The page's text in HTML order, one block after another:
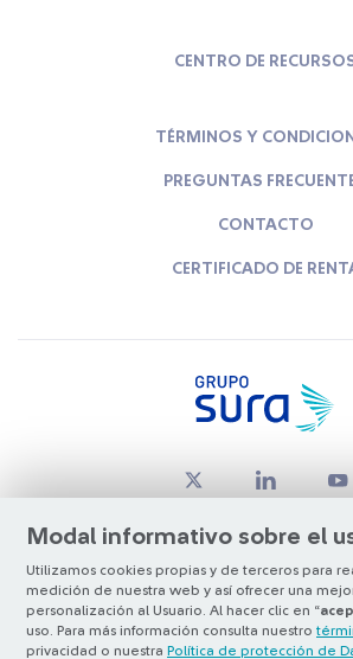
Modal informativo sobre el
Utilizamos cookies propias y de terceros para
medición de nuestra web y así ofrecer una
personalización al Usuario. Al hacer clic en “
uso. Para más información consulta nuestro
privacidad o nuestra Política de protección de
CENTRO DE
TÉRMINOS Y
PREGUNTAS
CONTACTO
CERTIFICADO DE
© Copyright Grupo SURA